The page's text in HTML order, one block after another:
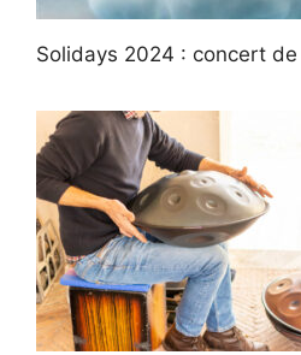
Solidays 2024 : concert de